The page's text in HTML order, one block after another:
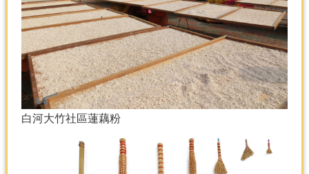
白河大竹社區蓮藕粉